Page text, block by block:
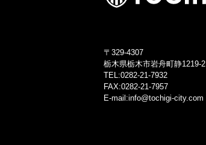
〒329-4307
栃木県栃木市岩舟町静1219-2
TEL:0282-21-7932
FAX:0282-21-7957
E-mail:info@tochigi-city.com